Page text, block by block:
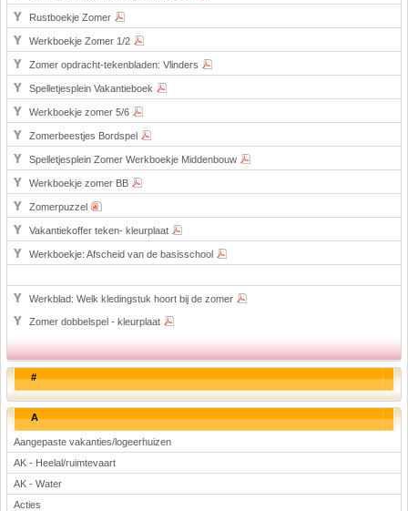
Rustboekje Zomer
Werkboekje Zomer 1/2
Zomer opdracht-tekenbladen: Vlinders
Spelletjesplein Vakantieboek
Werkboekje zomer 5/6
Zomerbeestjes Bordspel
Spelletjesplein Zomer Werkboekje Middenbouw
Werkboekje zomer BB
Zomerpuzzel
Vakantiekoffer teken- kleurplaat
Werkboekje: Afscheid van de basisschool
Werkblad: Welk kledingstuk hoort bij de zomer
Zomer dobbelspel - kleurplaat
#
A
Aangepaste vakanties/logeerhuizen
AK - Heelal/ruimtevaart
AK - Water
Acties